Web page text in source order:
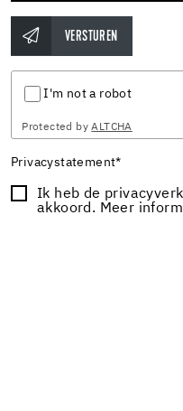
VERSTUREN
I'm not a robot
Protected byALTCHA
Privacystatement*
Ik heb de
akkoord. Meer